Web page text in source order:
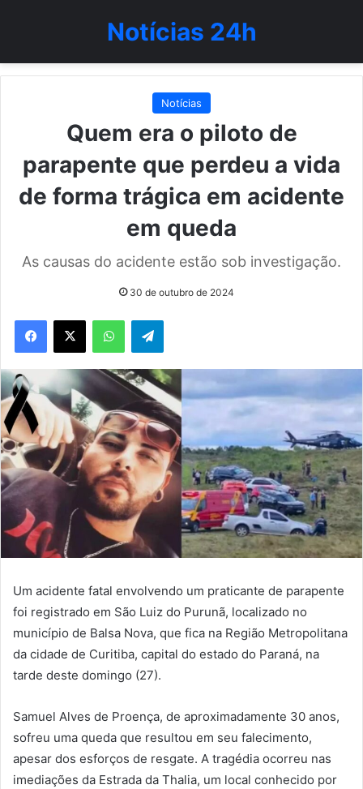
Notícias 24h
Notícias
Quem era o piloto de
parapente que perdeu a vida
de forma trágica em acidente
em queda
As causas do acidente estão sob investigação.
30 de outubro de 2024
WhatsAppTelegram
Um acidente fatal envolvendo um praticante de parapente
foi registrado em São Luiz do Purunã, localizado no
município de Balsa Nova, que fica na Região Metropolitana
da cidade de Curitiba, capital do estado do Paraná, na
tarde deste domingo (27).
Samuel Alves de Proença, de aproximadamente 30 anos,
sofreu uma queda que resultou em seu falecimento,
apesar dos esforços de resgate. A tragédia ocorreu nas
imediações da Estrada da Thalia, um local conhecido por